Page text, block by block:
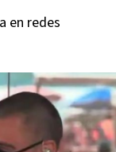
en redes